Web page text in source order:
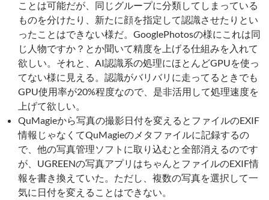
ことは可能だが、同じグループに分類してしまっている
ものを分けたり、新たに顔を指定して認識させたりとい
ったことはできない様だ。GooglePhotosの様にこれは同
じ人物ですか？とか聞いて精度を上げる仕組みを入れて
欲しい。それと、AI認識系の処理にほとんどGPUを使っ
てない様に見える。認識がバリバリに走ってるときでも
GPU使用率が20%程度なので、是非活用して処理速度を
上げて欲しい。
QuMagieから写真の撮影日付を変えるとファイルのEXIF
情報じゃなくてQuMagieのメタファイルに記録するの
で、他の写真管理ソフトに取り込むと全部消えるのです
が、UGREENの写真アプリはちゃんとファイルのEXIF情
報を書き換えていた。ただし、複数の写真を選択して一
気に日付を変えることはできない。